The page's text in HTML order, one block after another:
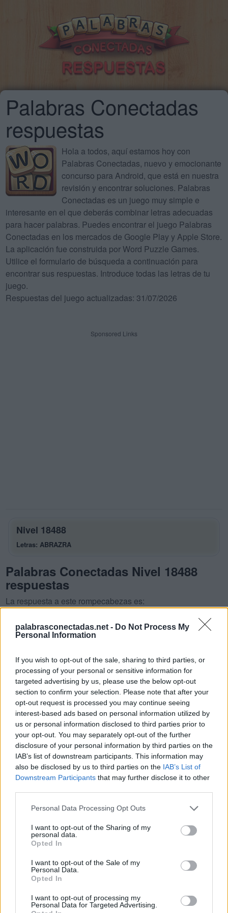
palabrasconectadas.net - Do Not Process My
Personal Information
If you wish to opt-out of the sale, sharing to third parties, or
processing of your personal or sensitive information for
targeted advertising by us, please use the below opt-out
section to confirm your selection. Please note that after your
opt-out request is processed you may continue seeing
interest-based ads based on personal information utilized by
us or personal information disclosed to third parties prior to
your opt-out. You may separately opt-out of the further
disclosure of your personal information by third parties on the
IAB’s list of downstream participants. This information may
also be disclosed by us to third parties on the IAB’s List of
Downstream Participants that may further disclose it to other
Personal Data Processing Opt Outs
I want to opt-out of the Sharing of my
personal data.
Opted In
I want to opt-out of the Sale of my
Personal Data.
Opted In
I want to opt-out of processing my
Personal Data for Targeted Advertising.
Palabras Conectadas
respuestas
Hola a todos, aquí estamos hoy con
Palabras Conectadas, nuevo y emocionante
concurso para Android, que está en nuestra
revisión y encontrar soluciones. Palabras
Conectadas es un juego muy simple e
interesante en el que deberás combinar letras adecuadas
para hacer palabras. Puedes encontrar el juego Palabras
Conectadas en los mercados de Google Play y Apple Store.
La aplicación fue construida por Word Puzzle Games.
Utilice el formulario de búsqueda a continuación para
encontrar sus respuestas. Introduce todas las letras de tu
juego.
Respuestas del juego actualizadas: 31/07/2026
Sponsored Links
Nivel 18488
Letras: ABRAZRA
Palabras Conectadas Nivel 18488
respuestas
La respuesta a este rompecabezas es:
A
B R
A
B
A Z
A
R
A R
A
R
A Z
A
B
A Z A
R
A
B R A Z
A
A
B R A Z A
R
Palabras extra:
A
Z A
R
A
R A
R
R A Z A
RESPUESTAS
Por favor seleccione los niveles: